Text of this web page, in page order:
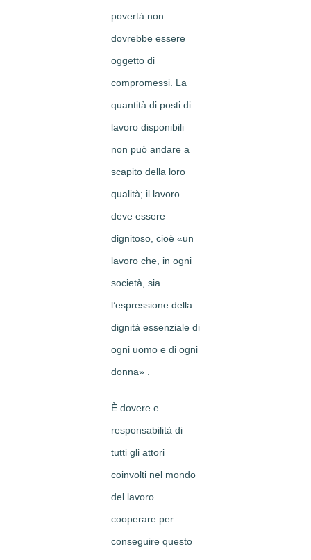
povertà non
dovrebbe essere
oggetto di
compromessi. La
quantità di posti di
lavoro disponibili
non può andare a
scapito della loro
qualità; il lavoro
deve essere
dignitoso, cioè «un
lavoro che, in ogni
società, sia
l’espressione della
dignità essenziale di
ogni uomo e di ogni
donna» .
È dovere e
responsabilità di
tutti gli attori
coinvolti nel mondo
del lavoro
cooperare per
conseguire questo